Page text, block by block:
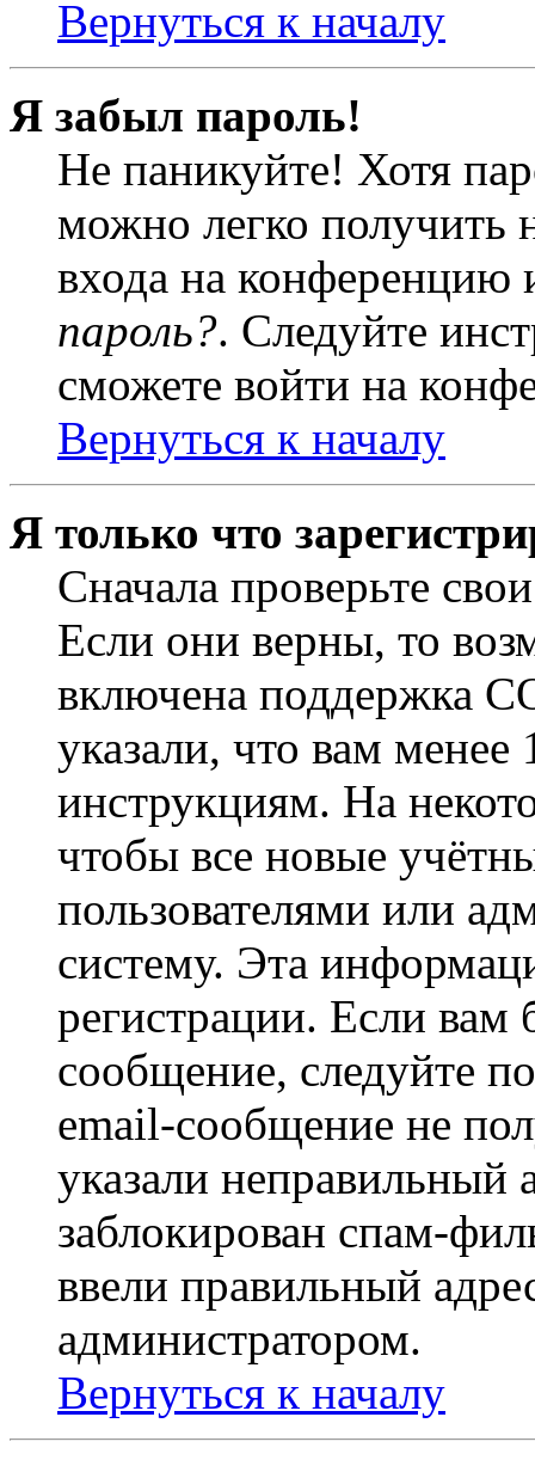
Вернуться к началу
Я забыл пароль!
Не паникуйте! Хотя
можно легко получить
входа на
пароль?. Следуйте
сможете войти на
Вернуться к началу
Я только что
Сначала проверьте
Если они верны, то
включена поддержка
указали, что вам
инструкциям. На
чтобы все новые
пользователями или
систему. Эта
регистрации. Если
сообщение, следуйте
email-сообщение не
указали неправильный
заблокирован спам-
ввели правильный
администратором.
Вернуться к началу